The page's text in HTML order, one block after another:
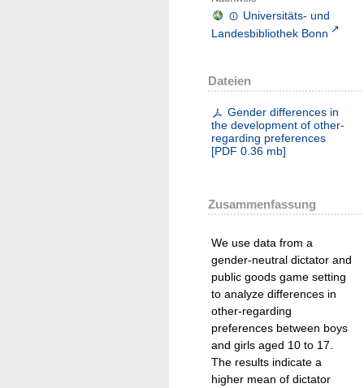
Universitäts- und
Landesbibliothek Bonn
Dateien
Gender differences in
the development of other-
regarding preferences
[PDF 0.36 mb]
Zusammenfassung
We use data from a
gender-neutral dictator and
public goods game setting
to analyze differences in
other-regarding
preferences between boys
and girls aged 10 to 17.
The results indicate a
higher mean of dictator